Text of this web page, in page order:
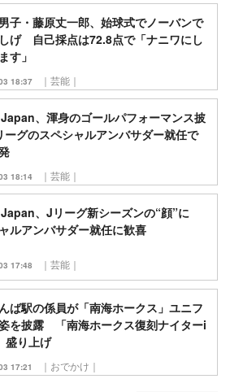
子・藤原丈一郎、始球式でノーバンで
げ 自己採点は72.8点で「ナニワにし
す」
18:37 ｜芸能｜
、渾身のゴールパフォーマンス披
グのスペシャルアンバサダー就任で
18:14 ｜芸能｜
、Jリーグ新シーズンの“顔”に
ルアンバサダー就任に歓喜
17:48 ｜芸能｜
ば駅の係員が「南海ホークス」ユニフ
を披露 「南海ホークス復刻ナイターi
盛り上げ
17:21 ｜おでかけ｜